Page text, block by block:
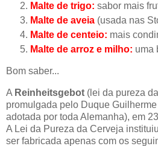
Malte de trigo: sabor mais
Malte de aveia (usada nas
Malte de centeio: mais
Malte de arroz e milho: uma
Bom saber...
A Reinheitsgebot (lei da pureza
promulgada pelo Duque
adotada por toda Alemanha), em
A Lei da Pureza da Cerveja
ser fabricada apenas com os